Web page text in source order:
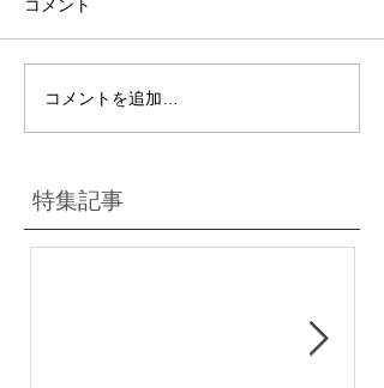
コメント
コメントを追加…
特集記事